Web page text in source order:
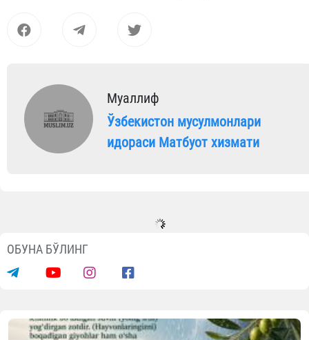
Муаллиф
Ўзбекистон мусулмонлари
идораси Матбуот хизмати
Янгиликлар
Навоийда ёш диний соҳа ходимлари
07.08.2026 1956 1 min.